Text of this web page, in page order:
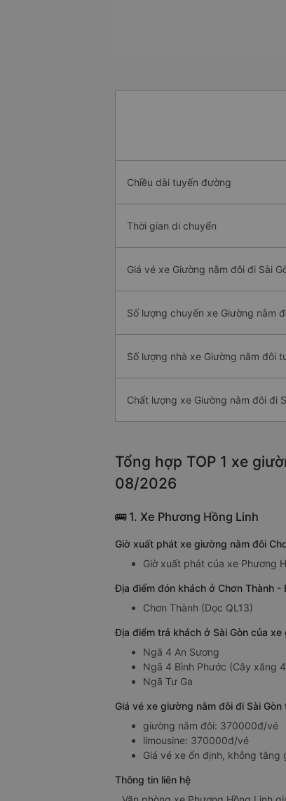
Chiều dài tuyến đường
Thời gian di chuyển
Giá vé xe Giường nằm đôi đi Sài
Số lượng chuyến xe Giường nằm
Số lượng nhà xe Giường nằm đôi
Chất lượng xe Giường nằm đôi đi
Tổng hợp TOP 1 xe
08/2026
🚌 1. Xe Phương Hồng Linh
Giờ xuất phát xe giường nằm đôi
Giờ xuất phát của xe Phương
Địa điểm đón khách ở Chơn Thành -
Chơn Thành (Dọc QL13)
Địa điểm trả khách ở Sài Gòn của
Ngã 4 An Sương
Ngã 4 Bình Phước (Cây xăng
Ngã Tư Ga
Giá vé xe giường nằm đôi đi Sài
giường nằm đôi: 370000đ/vé
limousine: 370000đ/vé
Giá vé xe ổn định, không
Thông tin liên hệ